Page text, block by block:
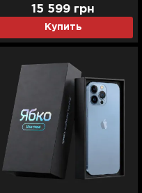
Купить
15 599 грн